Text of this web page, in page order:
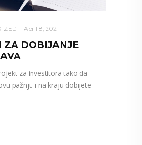
April 8, 2021
ZA DOBIJANJE
za investitora tako da
pažnju i na kraju dobijete